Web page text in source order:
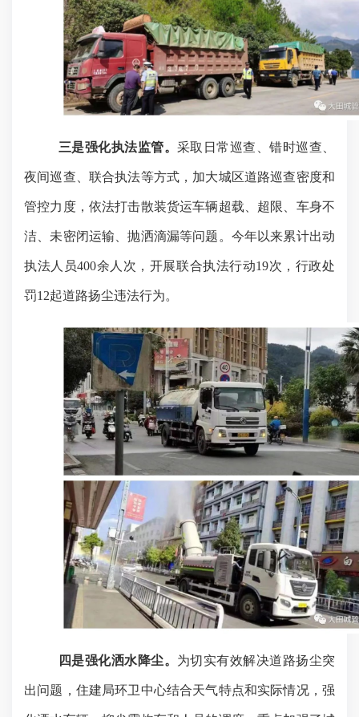
三是强化执法监管。 采取日常巡查、错时巡查、
夜间巡查、联合执法等方式，加大城区道路巡查密度和
管控力度，依法打击散装货运车辆超载、超限、车身不
洁、未密闭运输、抛洒滴漏等问题。今年以来累计出动
执法人员400余人次，开展联合执法行动19次，行政处
罚12起道路扬尘违法行为。
四是强化洒水降尘。 为切实有效解决道路扬尘突
出问题，住建局环卫中心结合天气特点和实际情况，强